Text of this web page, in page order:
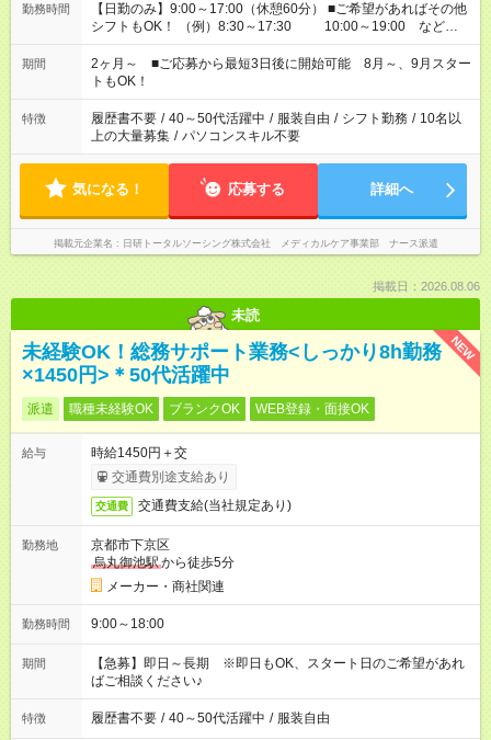
勤務時間
【日勤のみ】9:00～17:00（休憩60分） ■ご希望があればその他
シフトもOK！ （例）8:30～17:30 10:00～19:00 など
「家族とお休みを合わせたい」 「できれば残業はしたくない」
など、あなたのご希望に沿ったお仕事をご紹介します！ ※Wワ
ーク希望の方へ 今ご覧のお仕事で希望する勤務時間と、もう1つ
のお仕事の勤務時間。 合計で週40時間を超える場合は応募でき
ません
期間
2ヶ月～ ■ご応募から最短3日後に開始可能 8月～、9月スター
トもOK！
特徴 履歴書不要 / 40～50代活躍中 / 服装自由 / シフト勤務 / 10名以
上の大量募集 / パソコンスキル不要
気になる！ 応募する 詳細へ
掲載元企業名 日研トータルソーシング株式会社 メディカルケア事業部 ナース派遣
掲載日：2026.08.06
未読
NEW
未経験OK！総務サポート業務<しっかり8h勤務
×1450円>＊50代活躍中
派遣 職種未経験OK ブランクOK WEB登録・面接OK
給与
時給1450円＋交
交通費別途支給あり
交通費 交通費支給(当社規定あり)
勤務地
京都市下京区
烏丸御池駅から徒歩5分
メーカー・商社関連
勤務時間 9:00～18:00
期間
【急募】即日～長期 ※即日もOK、スタート日のご希望があれ
ばご相談ください♪
特徴 履歴書不要 / 40～50代活躍中 / 服装自由